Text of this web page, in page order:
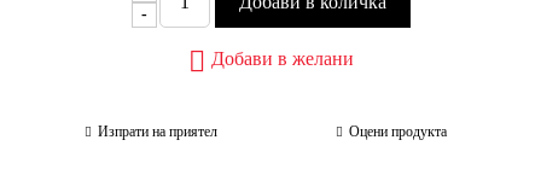
-
Добави в желани
Изпрати на приятел Оцени продукта